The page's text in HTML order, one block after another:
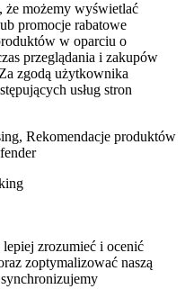
że możemy wyświetlać
promocje rabatowe
w oparciu o
przeglądania i zakupów
zgodą użytkownika
usług stron
Rekomendacje produktów
lepiej zrozumieć i ocenić
zoptymalizować naszą